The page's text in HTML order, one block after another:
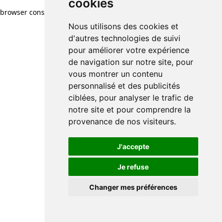
cookies
Nous utilisons des cookies et
d'autres technologies de suivi
pour améliorer votre expérience
de navigation sur notre site, pour
vous montrer un contenu
personnalisé et des publicités
ciblées, pour analyser le trafic de
notre site et pour comprendre la
provenance de nos visiteurs.
J'accepte
Je refuse
Changer mes préférences
browser console for more information)